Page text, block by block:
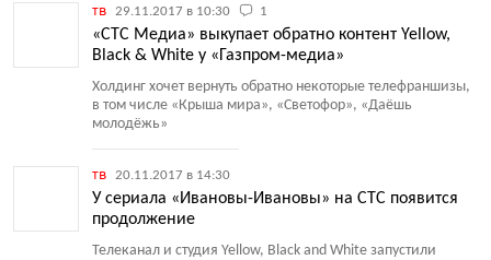
тв 29.11.2017 в 10:30 1
«СТС Медиа» выкупает обратно контент Yellow,
Black & White у «Газпром-медиа»
Холдинг хочет вернуть обратно некоторые телефраншизы,
в том числе «Крыша мира», «Светофор», «Даёшь
молодёжь»
тв 20.11.2017 в 14:30
У сериала «Ивановы-Ивановы» на СТС появится
продолжение
Телеканал и студия Yellow, Black and White запустили